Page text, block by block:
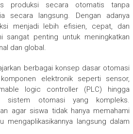
produksi secara otomatis tanpa
secara langsung. Dengan adanya
menjadi lebih efisien, cepat, dan
sangat penting untuk meningkatkan
dan global.
berbagai konsep dasar otomasi
elektronik seperti sensor,
logic controller (PLC) hingga
sistem otomasi yang kompleks.
agar siswa tidak hanya memahami
langsung dalam